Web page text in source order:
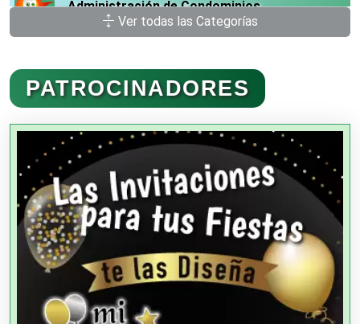
Administración de Condominios
Administración de Empresas
Agencias Aduanales
Agencias de Autos
Agencias de Cobranza
Agencias de Colocación
Ver todas las Categorías
PATROCINADORES